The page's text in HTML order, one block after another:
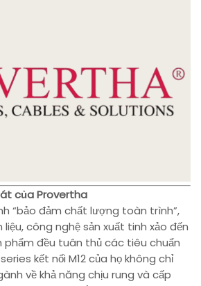
của Provertha
“bảo đảm chất lượng toàn trình”,
công nghệ sản xuất tinh xảo đến
phẩm đều tuân thủ các tiêu chuẩn
kết nối M12 của họ không chỉ
về khả năng chịu rung và cấp